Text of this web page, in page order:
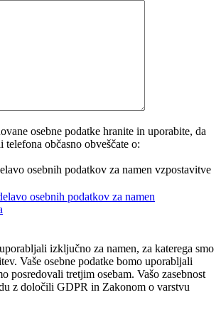
osebne podatke hranite in uporabite, da
telefona občasno obveščate o:
osebnih podatkov za namen vzpostavitve
osebnih podatkov za namen
izključno za namen, za katerega smo
Vaše osebne podatke bomo uporabljali
posredovali tretjim osebam. Vašo zasebnost
z določili GDPR in Zakonom o varstvu